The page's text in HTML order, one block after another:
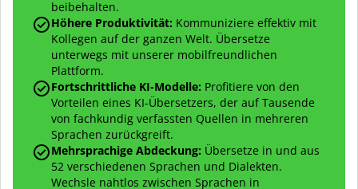
beibehalten.
Höhere Produktivität: Kommuniziere effektiv mit
Kollegen auf der ganzen Welt. Übersetze
unterwegs mit unserer mobilfreundlichen
Plattform.
Fortschrittliche KI-Modelle: Profitiere von den
Vorteilen eines KI-Übersetzers, der auf Tausende
von fachkundig verfassten Quellen in mehreren
Sprachen zurückgreift.
Mehrsprachige Abdeckung: Übersetze in und aus
52 verschiedenen Sprachen und Dialekten.
Wechsle nahtlos zwischen Sprachen in